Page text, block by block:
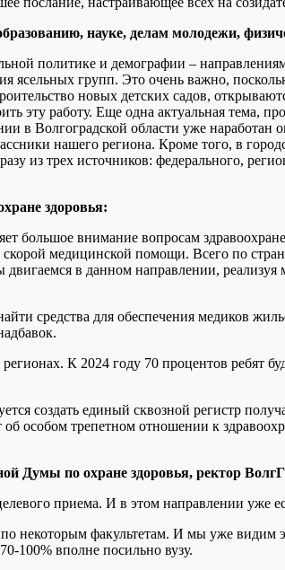
науке, делам молодежи,
политике и демографии –
ясельных групп. Это очень важно,
новых детских садов,
эту работу. Еще одна актуальная тема,
в Волгоградской области уже
нашего региона. Кроме того, в
из трех источников: федерального,
здоровья:
большое внимание вопросам
медицинской помощи. Всего по
в данном направлении,
средства для обеспечения медиков
К 2024 году 70 процентов ребят
создать единый сквозной регистр
особом трепетном отношении к
Думы по охране здоровья, ректор
приема. И в этом направлении уже
некоторым факультетам. И мы уже
100% вполне посильно вузу.